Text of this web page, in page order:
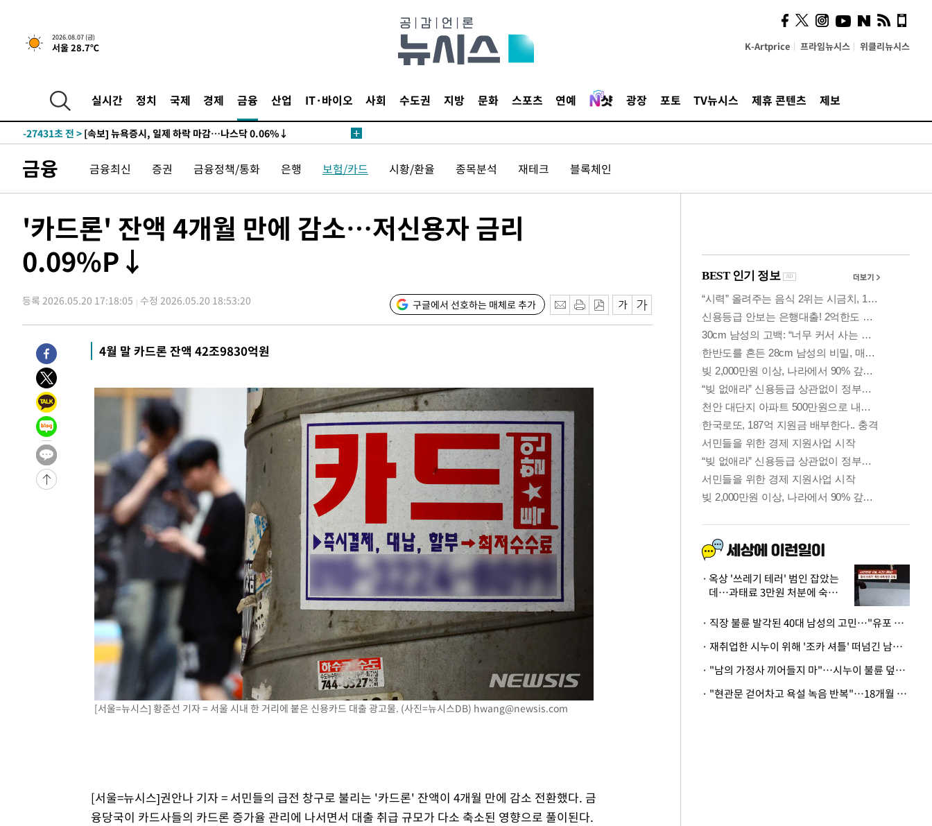
2026.08.07 (금)
서울 28.7℃ K-Artprice 프라임뉴시스 위클리뉴시스
실시간 정치 국제 경제 금융 산업 IT·바이오 사회 수도권 지방 문화 스포츠 연예 광장 포토 TV뉴시스 제휴 콘텐츠 제보
-31580초 전 >
[속보]美, 폴리실리콘 수입 규제…파생제품 15% 관세, 120일 후
-29731초 전 >
-27431초 전 > [속보] 뉴욕증시, 일제 하락 마감…나스닥 0.06%↓
발효
-29751초 전 >
[속보]트럼프, 美 원정출산 금지 행정명령 서명
-27451초 전 >[속보] 뉴욕증시, 일제 하락 마감…나스닥 0.06%↓
금융 금융최신 증권 금융정책/통화 은행 보험/카드 시황/환율 종목분석 재테크 블록체인
'카드론' 잔액 4개월 만에 감소…저신용자 금리
0.09%P↓
등록 2026.05.20 17:18:05 수정 2026.05.20 18:53:20 구글에서 선호하는 매체로 추가
4월 말 카드론 잔액 42조9830억원
[서울=뉴시스] 황준선 기자 = 서울 시내 한 거리에 붙은 신용카드 대출 광고물. (사진=뉴시스DB) hwang@newsis.com
[서울=뉴시스]권안나 기자 = 서민들의 급전 창구로 불리는 '카드론' 잔액이 4개월 만에 감소 전환했다. 금
융당국이 카드사들의 카드론 증가율 관리에 나서면서 대출 취급 규모가 다소 축소된 영향으로 풀이된다.
의견, 국토부·LH에 충실히
전달할 것"
옥상 '쓰레기 테러' 범인 잡았는
데…과태료 3만원 처분에 숙박업
· 직장 불륜 발각된 40대 남성의 고민…"유포 동료 명예훼손·협박죄 고소 가능할까"
· 재취업한 시누이 위해 '조카 셔틀' 떠넘긴 남편…아내 "난 못한다"
· "남의 가정사 끼어들지 마"…시누이 불륜 덮으려는 남편에 억울한 아내
· "현관문 걷어차고 욕설 녹음 반복"…18개월 아기 키우는 집 뒤흔든 '앞집의 비극'